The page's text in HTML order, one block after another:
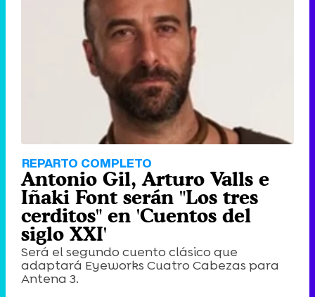
REPARTO COMPLETO
Antonio Gil, Arturo Valls e
Iñaki Font serán "Los tres
cerditos" en 'Cuentos del
siglo XXI'
Será el segundo cuento clásico que
adaptará Eyeworks Cuatro Cabezas para
Antena 3.